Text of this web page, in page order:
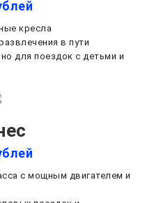
кресла
в пути
для поездок с детьми и
с мощным двигателем и